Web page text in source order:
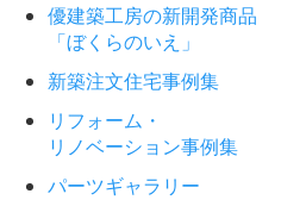
優建築工房の新開発商品
「ぼくらのいえ」
新築注文住宅事例集
リフォーム・
リノベーション事例集
パーツギャラリー